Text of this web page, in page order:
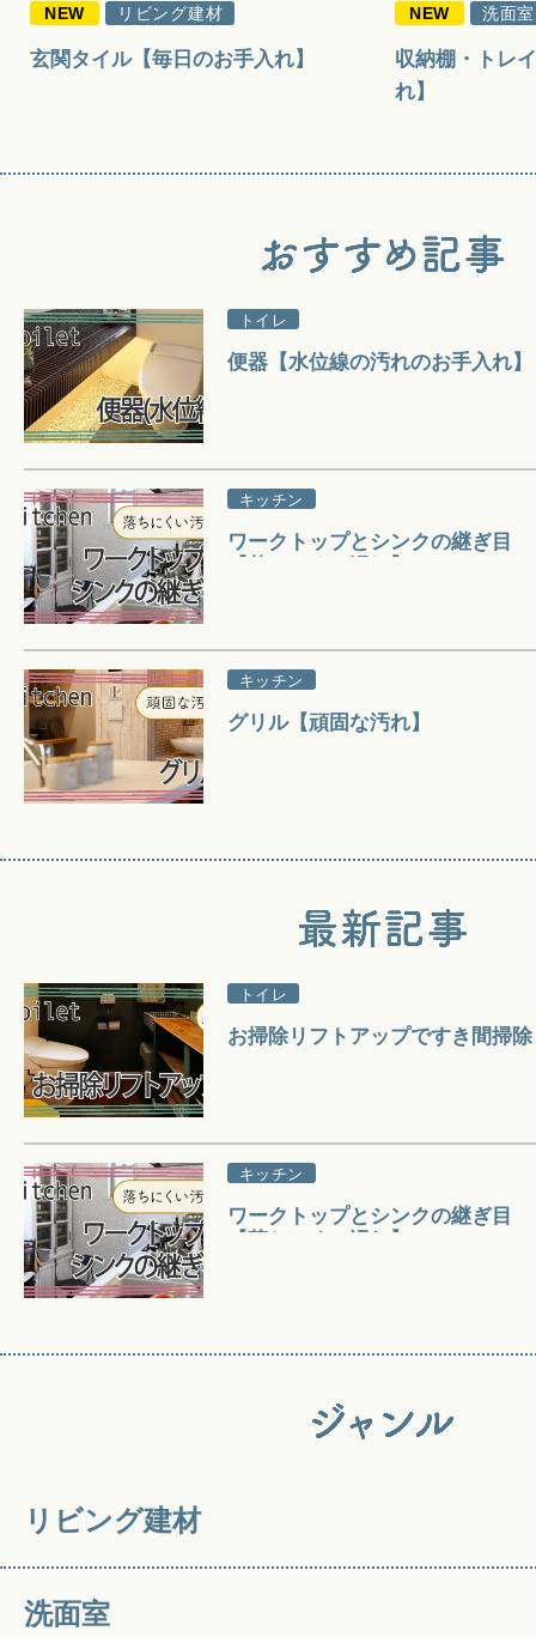
NEW リビング建材
玄関タイル【毎日のお手入れ】
NEW 洗面室
収納棚・トレ
れ】
トイレ
便器【水位線の汚れのお手入れ】
キッチン
ワークトップとシンクの継ぎ目
キッチン
グリル【頑固な汚れ】
トイレ
お掃除リフトアップですき間掃
キッチン
ワークトップとシンクの継ぎ目
リビング建材
洗面室